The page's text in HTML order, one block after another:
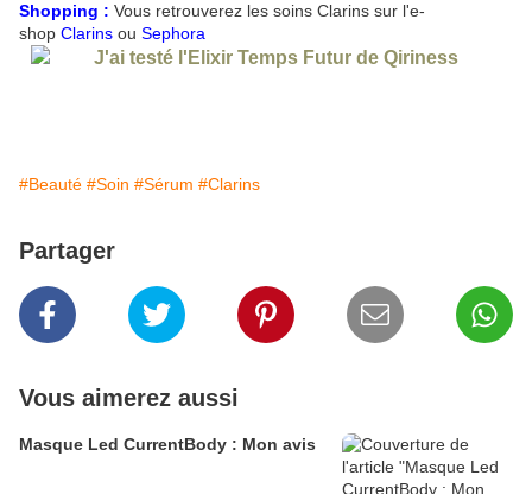
Shopping : Vous retrouverez les soins Clarins sur l'e-
shop Clarins ou Sephora
#Beauté #Soin #Sérum #Clarins
Partager
Vous aimerez aussi
Masque Led CurrentBody : Mon avis